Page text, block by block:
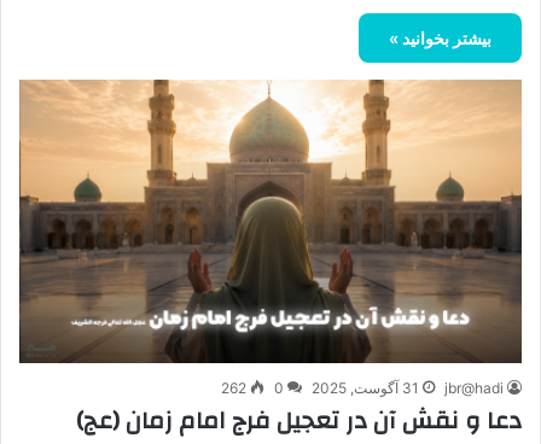
بیشتر بخوانید »
jbr@hadi 31 آگوست, 2025 0
262
دعا و نقش آن در تعجیل فرج امام زمان (عج)